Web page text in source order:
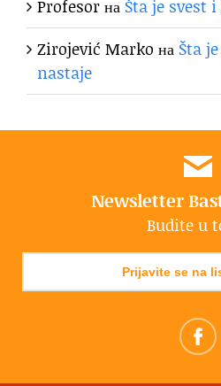
Profesorна Šta je svest
Zirojević Marko на Šta
nastaje
Newsletter
Budite u
Prijavite se na